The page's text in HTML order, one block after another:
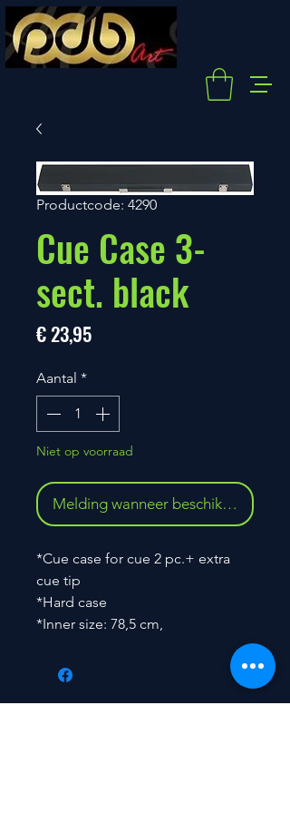
Productcode: 4290
Cue Case 3-
sect. black
€ 23,95Prijs
Aantal *
Niet op voorraad
Melding wanneer beschikbaar
*Cue case for cue 2 pc.+ extra
cue tip
*Hard case
*Inner size: 78,5 cm,